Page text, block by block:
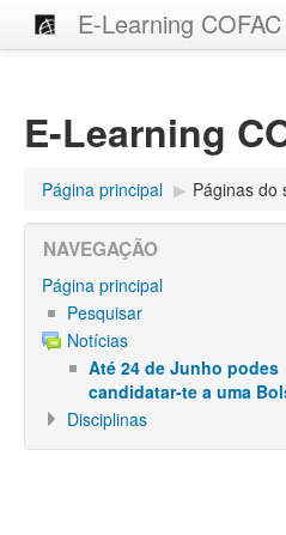
E-Learning COFAC
E-Learning
Página principal ▶︎ Páginas do
NAVEGAÇÃO
Página principal
Pesquisar
Notícias
Até 24 de Junho podes
candidatar-te a uma
Disciplinas